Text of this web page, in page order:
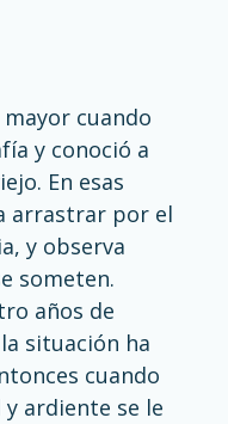
cuando
y conoció a
En esas
arrastrar por el
y observa
someten.
años de
situación ha
cuando
y ardiente se le